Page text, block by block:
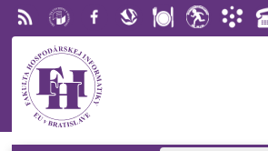
RSS EU v
Bratislave
FacebookSlovenskáStravovanie
Študentský